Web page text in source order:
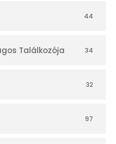
44
Találkozója 34
32
97